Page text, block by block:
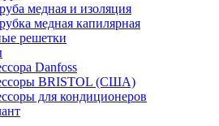
медная и изоляция
медная капилярная
решетки
Danfoss
BRISTOL (США)
для кондиционеров